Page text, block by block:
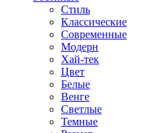
Стиль
Классические
Современные
Модерн
Хай-тек
Цвет
Белые
Венге
Светлые
Темные